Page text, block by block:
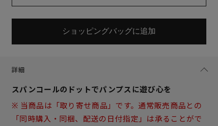
ショッピングバッグに追加
詳細
スパンコールのドットでパンプスに遊び心を
※ 当商品は「取り寄せ商品」です。通常販売商品との
「同時購入・同梱、配送の日付指定」は承ることがで